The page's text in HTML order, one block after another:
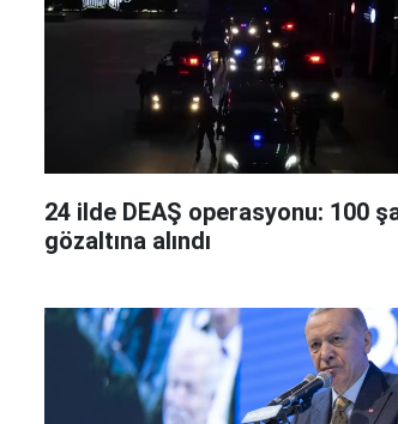
24 ilde DEAŞ operasyonu: 100
gözaltına alındı